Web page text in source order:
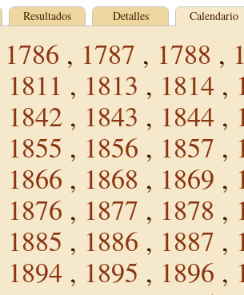
Resultados Detalles Calendario
1786 , 1787 , 1788 ,
1811 , 1813 , 1814 ,
1842 , 1843 , 1844 ,
1855 , 1856 , 1857 ,
1866 , 1868 , 1869 ,
1876 , 1877 , 1878 ,
1885 , 1886 , 1887 ,
1894 , 1895 , 1896 ,